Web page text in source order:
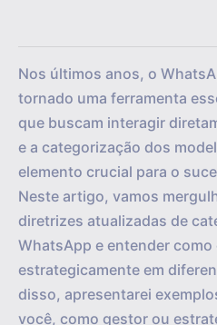
Nos últimos anos, o
tornado uma ferramenta
que buscam interagir
e a categorização dos
elemento crucial para o
Neste artigo, vamos
diretrizes atualizadas de
WhatsApp e entender
estrategicamente em
disso, apresentarei
você, como gestor ou